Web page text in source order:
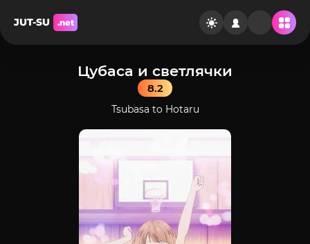
JUT-SU .net
Цубаса и светлячки
8.2
Tsubasa to Hotaru